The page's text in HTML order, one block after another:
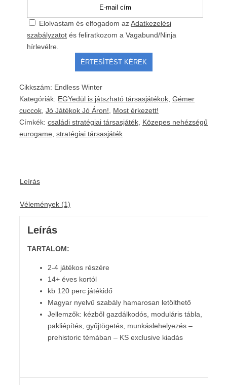
Elolvastam és elfogadom azAdatkezelési
szabályzatot és feliratkozom a Vagabund/Ninja
hírlevélre.
Cikkszám: Endless Winter
Kategóriák: EGYedül is játszható társasjátékok Gémer
cuccok Jó Játékok Jó Áron!
Most érkezett!
Címkék: családi stratégiai társasjáték Közepes nehézségű
eurogame stratégiai társasjáték
Leírás
Vélemények (1)
Leírás
TARTALOM:
2-4 játékos részére
14+ éves kortól
kb 120 perc játékidő
Magyar nyelvű szabály hamarosan letölthető
Jellemzők: kézből gazdálkodós, moduláris tábla,
pakliépítés, gyűjtögetés, munkáslehelyezés –
prehistoric témában – KS exclusive kiadás